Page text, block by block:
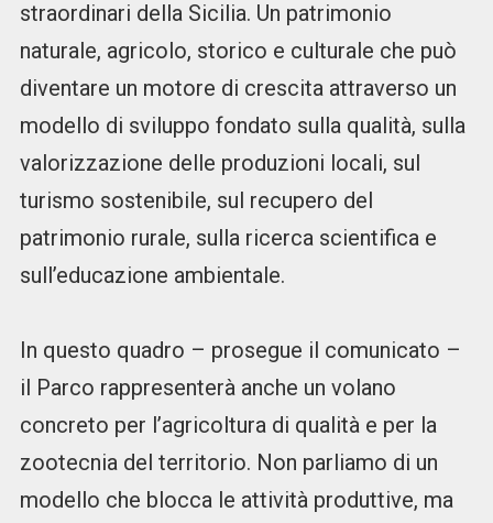
straordinari della Sicilia. Un patrimonio
naturale, agricolo, storico e culturale che può
diventare un motore di crescita attraverso un
modello di sviluppo fondato sulla qualità, sulla
valorizzazione delle produzioni locali, sul
turismo sostenibile, sul recupero del
patrimonio rurale, sulla ricerca scientifica e
sull’educazione ambientale.
In questo quadro – prosegue il comunicato –
il Parco rappresenterà anche un volano
concreto per l’agricoltura di qualità e per la
zootecnia del territorio. Non parliamo di un
modello che blocca le attività produttive, ma